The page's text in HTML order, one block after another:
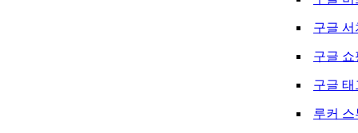
구글
구글 쇼
구글
루커